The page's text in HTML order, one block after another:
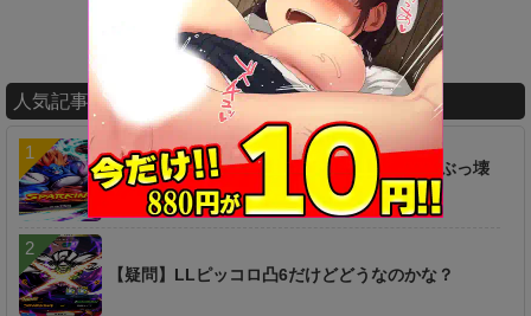
人気記事ランキング
【衝撃】ヤバ過ぎィィ！！！あの新キャラがぶっ壊
れｷﾀ━━━━(ﾟ∀ﾟ)━━━━!!
【疑問】LLピッコロ凸6だけどどうなのかな？